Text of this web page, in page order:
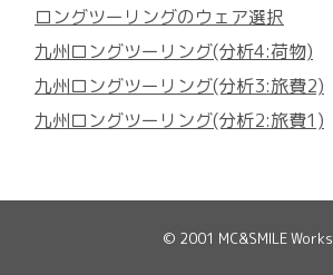
ロングツーリングのウェア選択
九州ロングツーリング(分析4:荷物)
九州ロングツーリング(分析3:旅費2)
九州ロングツーリング(分析2:旅費1)
© 2001 MC&SMILE Works